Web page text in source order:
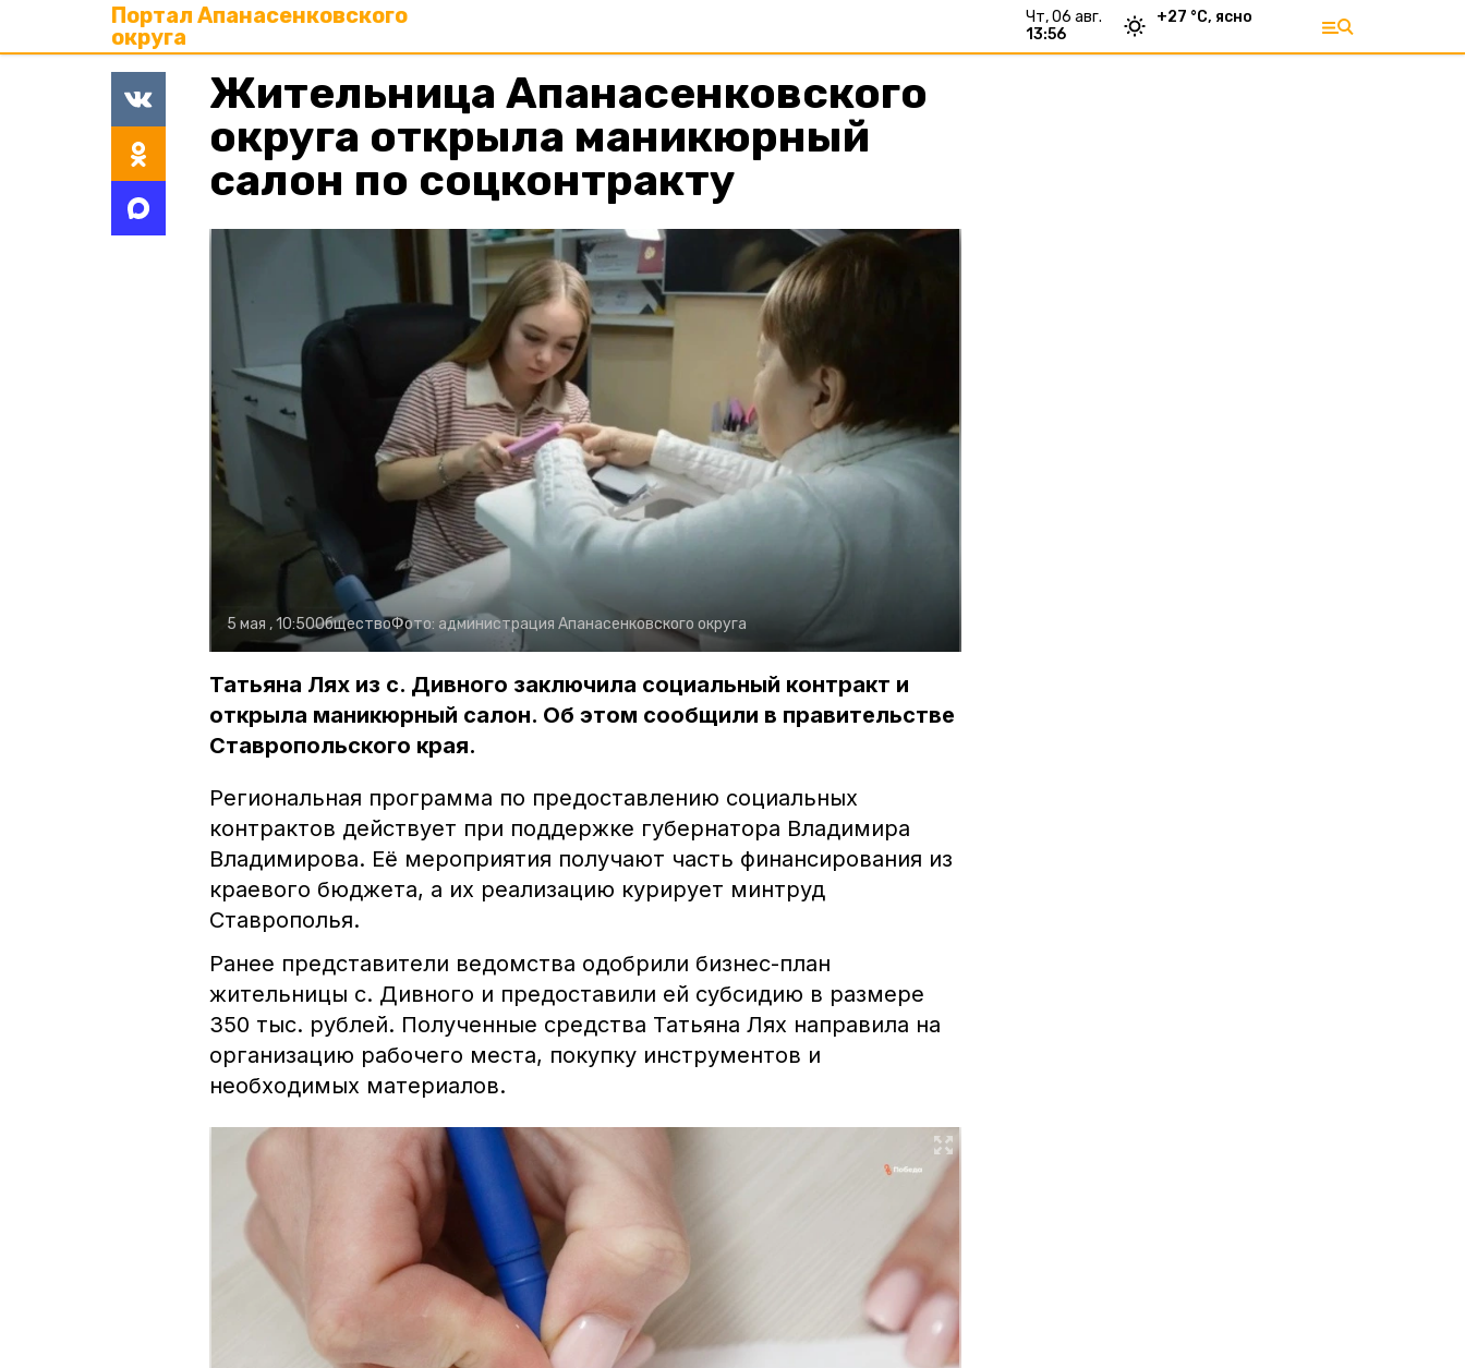
Портал Апанасенковского
округа
чт, 06 авг.
13:56
+27 °С, ясно
Жительница Апанасенковского
округа открыла маникюрный
салон по соцконтракту
5 мая , 10:50ОбществоФото: администрация Апанасенковского округа
Татьяна Лях из с. Дивного заключила социальный контракт и
открыла маникюрный салон. Об этом сообщили в правительстве
Ставропольского края.
Региональная программа по предоставлению социальных
контрактов действует при поддержке губернатора Владимира
Владимирова. Её мероприятия получают часть финансирования из
краевого бюджета, а их реализацию курирует минтруд
Ставрополья.
Ранее представители ведомства одобрили бизнес-план
жительницы с. Дивного и предоставили ей субсидию в размере
350 тыс. рублей. Полученные средства Татьяна Лях направила на
организацию рабочего места, покупку инструментов и
необходимых материалов.